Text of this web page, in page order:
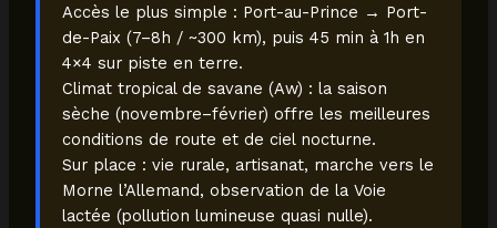
Accès le plus simple : Port-au-Prince → Port-
de-Paix (7–8h / ~300 km), puis 45 min à 1h en
4×4 sur piste en terre.
Climat tropical de savane (Aw) : la saison
sèche (novembre–février) offre les meilleures
conditions de route et de ciel nocturne.
Sur place : vie rurale, artisanat, marche vers le
Morne l’Allemand, observation de la Voie
lactée (pollution lumineuse quasi nulle).